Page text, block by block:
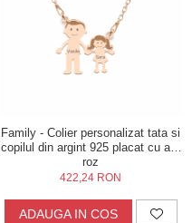
Family - Colier personalizat tata si
copilul din argint 925 placat cu aur
roz
422,24 RON
ADAUGA IN COS